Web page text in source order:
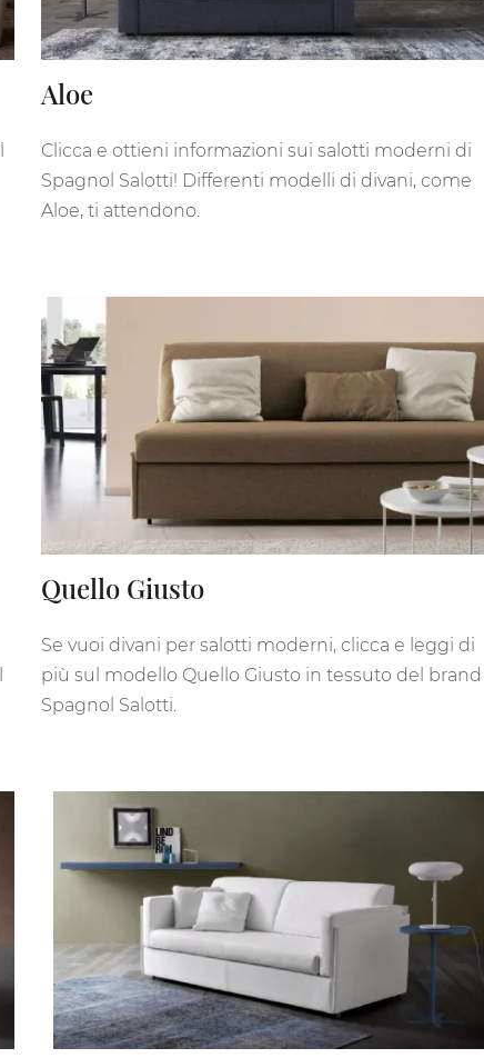
Aloe
Clicca e ottieni informazioni sui salotti moderni di
Spagnol Salotti! Differenti modelli di divani, come
Aloe, ti attendono.
Quello Giusto
Se vuoi divani per salotti moderni, clicca e leggi di
più sul modello Quello Giusto in tessuto del brand
Spagnol Salotti.